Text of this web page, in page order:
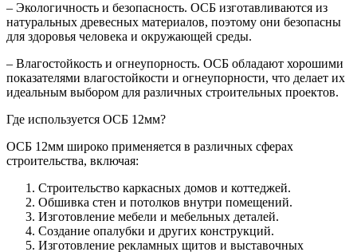
– Экологичность и безопасность. ОСБ изготавливаются из
натуральных древесных материалов, поэтому они безопасны
для здоровья человека и окружающей среды.
– Влагостойкость и огнеупорность. ОСБ обладают хорошими
показателями влагостойкости и огнеупорности, что делает их
идеальным выбором для различных строительных проектов.
Где используется ОСБ 12мм?
ОСБ 12мм широко применяется в различных сферах
строительства, включая:
Строительство каркасных домов и коттеджей.
Обшивка стен и потолков внутри помещений.
Изготовление мебели и мебельных деталей.
Создание опалубки и других конструкций.
Изготовление рекламных щитов и выставочных